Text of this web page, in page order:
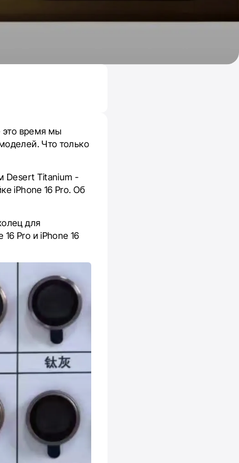
это время мы
Что только
Desert Titanium -
iPhone 16 Pro. Об
для
Pro и iPhone 16